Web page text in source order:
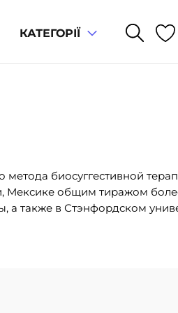
КАТЕГОРІЇ
У кошику немає
биосуггестивной
Мексике общим тиражом
а также в Стэнфордском